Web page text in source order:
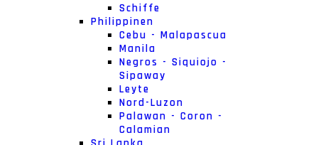
Schiffe
Philippinen
Cebu - Malapascua
Manila
Negros - Siquiojo -
Sipaway
Leyte
Nord-Luzon
Palawan - Coron -
Calamian